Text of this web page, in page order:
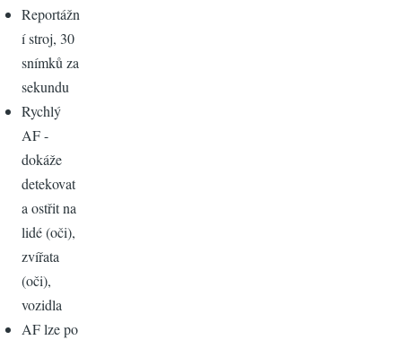
Reportážn
í stroj, 30
snímků za
sekundu
Rychlý
AF -
dokáže
detekovat
a ostřit na
lidé (oči),
zvířata
(oči),
vozidla
AF lze po